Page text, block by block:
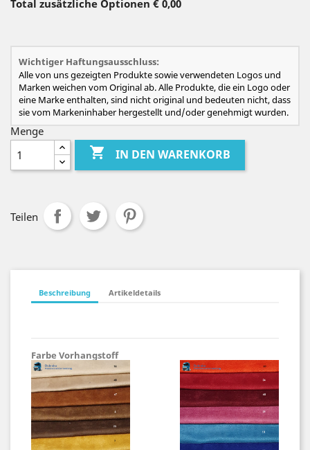
Total zusätzliche Optionen € 0,00
Wichtiger Haftungsausschluss:
Alle von uns gezeigten Produkte sowie verwendeten Logos und
Marken weichen vom Original ab. Alle Produkte, die ein Logo oder
eine Marke enthalten, sind nicht original und bedeuten nicht, dass
sie vom Markeninhaber hergestellt und/oder genehmigt wurden.
Menge
 IN DEN WARENKORB
Teilen
Beschreibung Artikeldetails
Farbe Vorhangstoff